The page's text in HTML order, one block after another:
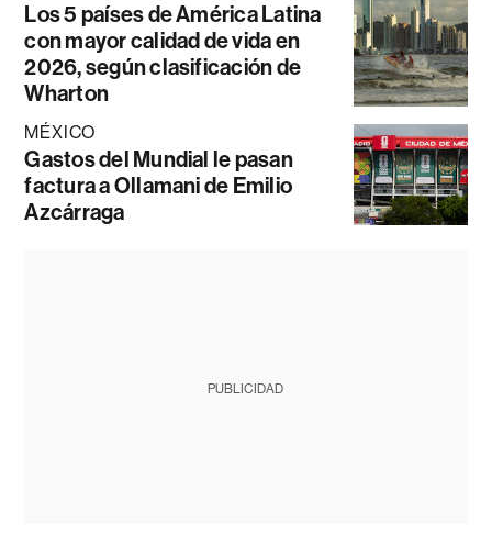
Los 5 países de América Latina
con mayor calidad de vida en
2026, según clasificación de
Wharton
MÉXICO
Gastos del Mundial le pasan
factura a Ollamani de Emilio
Azcárraga
PUBLICIDAD